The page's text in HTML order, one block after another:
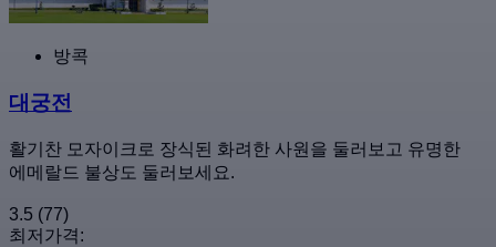
방콕
대궁전
활기찬 모자이크로 장식된 화려한 사원을 둘러보고 유명한
에메랄드 불상도 둘러보세요.
3.5 (77)
최저가격: